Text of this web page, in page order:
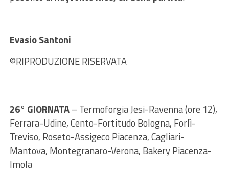
Evasio Santoni
©RIPRODUZIONE RISERVATA
26° GIORNATA– Termoforgia Jesi-Ravenna (ore 12),
Ferrara-Udine, Cento-Fortitudo Bologna, Forlì-
Treviso, Roseto-Assigeco Piacenza, Cagliari-
Mantova, Montegranaro-Verona, Bakery Piacenza-
Imola